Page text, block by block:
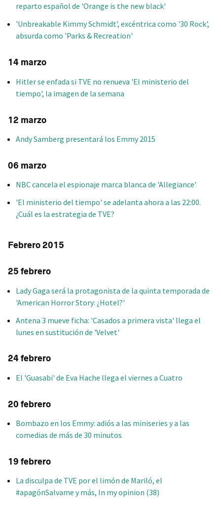
reparto español de 'Orange is the new black'
'Unbreakable Kimmy Schmidt', excéntrica como '30 Rock',
absurda como 'Parks & Recreation'
14 marzo
Hitler se enfada si TVE no renueva 'El ministerio del
tiempo', la imagen de la semana
12 marzo
Andy Samberg presentará los Emmy 2015
06 marzo
NBC cancela el espionaje marca blanca de 'Allegiance'
'El ministerio del tiempo' se adelanta ahora a las 22:00.
¿Cuál es la estrategia de TVE?
Febrero 2015
25 febrero
Lady Gaga será la protagonista de la quinta temporada de
'American Horror Story: ¿Hotel?'
Antena 3 mueve ficha: 'Casados a primera vista' llega el
lunes en sustitución de 'Velvet'
24 febrero
El 'Guasabi' de Eva Hache llega el viernes a Cuatro
20 febrero
Bombazo en los Emmy: adiós a las miniseries y a las
comedias de más de 30 minutos
19 febrero
La disculpa de TVE por el limón de Mariló, el
#apagónSalvame y más, In my opinion (38)